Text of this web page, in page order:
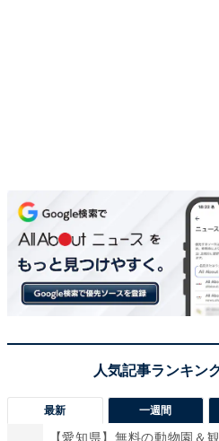
最新 一週間
【愛知県】無料の動物園＆観